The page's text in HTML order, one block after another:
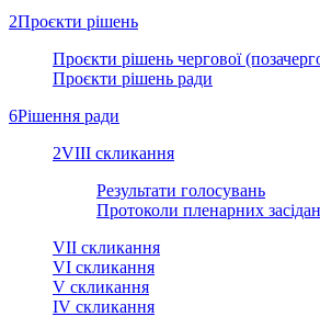
2Проєкти рішень
Проєкти рішень чергової
Проєкти рішень ради
6Рішення ради
2VIII скликання
Результати голосувань
Протоколи пленарних
VII скликання
VI cкликання
V скликання
ІV скликання